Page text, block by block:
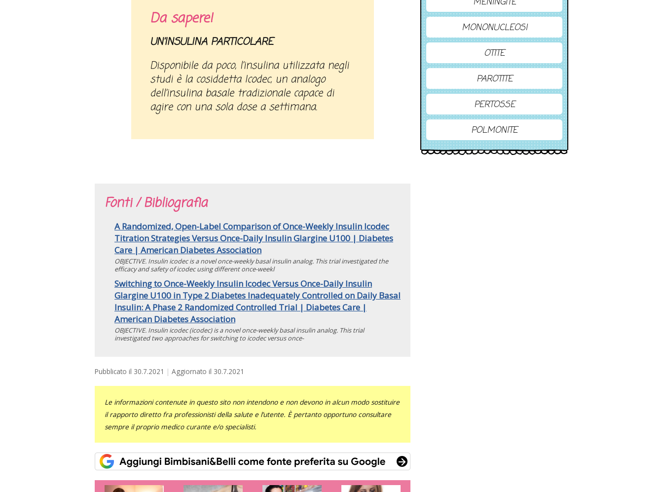
Da sapere!
UN’INSULINA PARTICOLARE
Disponibile da poco, l’insulina utilizzata negli
studi è la cosiddetta Icodec, un analogo
dell’insulina basale tradizionale capace di
agire con una sola dose a settimana.
Fonti / Bibliografia
A Randomized, Open-Label Comparison of Once-Weekly Insulin Icodec
Titration Strategies Versus Once-Daily Insulin Glargine U100 | Diabetes
Care | American Diabetes Association
OBJECTIVE. Insulin icodec is a novel once-weekly basal insulin analog. This trial investigated the
efficacy and safety of icodec using different once-weekl
Switching to Once-Weekly Insulin Icodec Versus Once-Daily Insulin
Glargine U100 in Type 2 Diabetes Inadequately Controlled on Daily Basal
Insulin: A Phase 2 Randomized Controlled Trial | Diabetes Care |
American Diabetes Association
OBJECTIVE. Insulin icodec (icodec) is a novel once-weekly basal insulin analog. This trial
investigated two approaches for switching to icodec versus once-
Pubblicato il 30.7.2021 Aggiornato il 30.7.2021
Le informazioni contenute in questo sito non intendono e non devono in alcun modo sostituire
il rapporto diretto fra professionisti della salute e l’utente. È pertanto opportuno consultare
sempre il proprio medico curante e/o specialisti.
MONONUCLEOSI
OTITE
PAROTITE
PERTOSSE
POLMONITE